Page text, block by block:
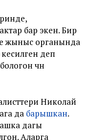
бар экен. Бир
жыныс органында
деп
үчүн
Николай
да барышкан.
дагы
Аларга